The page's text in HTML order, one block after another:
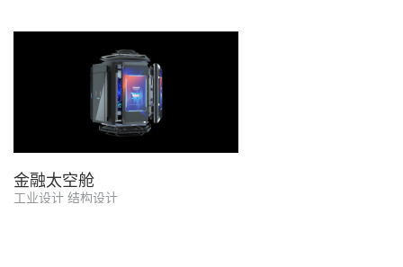
金融太空舱
工业设计 结构设计